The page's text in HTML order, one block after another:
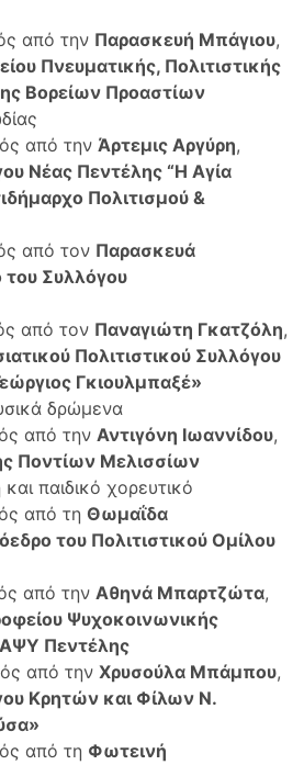
από την Παρασκευή Μπάγιου,
Πνευματικής, Πολιτιστικής
Βορείων Προαστίων
από τηνΆρτεμις Αργύρη,
Νέας Πεντέλης “Η Αγία
Πολιτισμού &
από τον Παρασκευά
του Συλλόγου
από τον Παναγιώτη Γκατζόλη,
Πολιτιστικού Συλλόγου
Γκιουλμπαξέ»
δρώμενα
από τηνΑντιγόνη Ιωαννίδου,
Ποντίων Μελισσίων
παιδικό χορευτικό
από τηΘωμαΐδα
του Πολιτιστικού Ομίλου
από τηνΑθηνά Μπαρτζώτα,
Ψυχοκοινωνικής
Πεντέλης
από τηνΧρυσούλα Μπάμπου,
Κρητών και Φίλων Ν.
από τη Φωτεινή